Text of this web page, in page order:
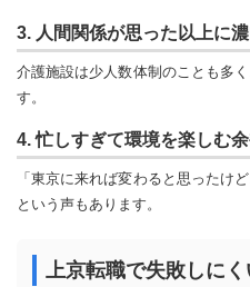
3. 人間関係が思った以上に
介護施設は少人数体制のことも多
す。
4. 忙しすぎて環境を楽しむ
「東京に来れば変わると思ったけ
という声もあります。
上京転職で失敗しに